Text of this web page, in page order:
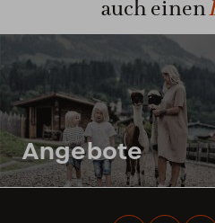
auch einen
Angebote